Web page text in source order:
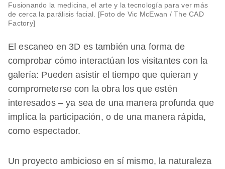
Fusionando la medicina, el arte y la tecnología para ver más
de cerca la parálisis facial. [Foto de Vic McEwan / The CAD
Factory]
El escaneo en 3D es también una forma de
comprobar cómo interactúan los visitantes con la
galería: Pueden asistir el tiempo que quieran y
comprometerse con la obra los que estén
interesados – ya sea de una manera profunda que
implica la participación, o de una manera rápida,
como espectador.
Un proyecto ambicioso en sí mismo, la naturaleza